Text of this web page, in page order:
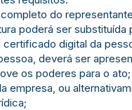
do
poderá ser
certificado digital da
deverá ser
os poderes para o ato;
empresa, ou